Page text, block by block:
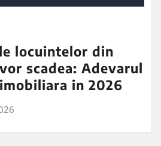
locuintelor din
scadea: Adevarul
in 2026